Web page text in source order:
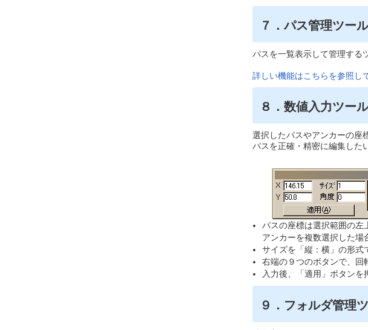
７．パス管理ツー
パスを一覧表示して管理する
詳しい機能はこちらを参照し
８．数値入力ツー
選択したパスやアンカーの座
パスを正確・精密に編集した
パスの座標は選択範囲の左
アンカーを複数選択した場
サイズを「縦：横」の形式
右端の９つのボタンで、回
入力後、「適用」ボタンを
９．フォルダ管理